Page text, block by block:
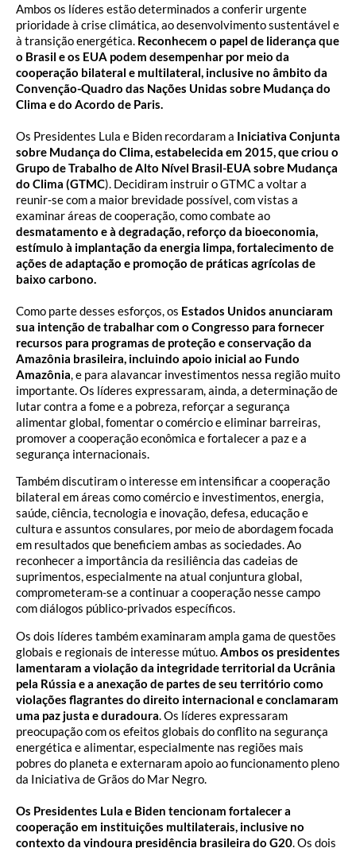
Ambos os líderes estão determinados a conferir urgente
prioridade à crise climática, ao desenvolvimento sustentável e
à transição energética. Reconhecem o papel de liderança que
o Brasil e os EUA podem desempenhar por meio da
cooperação bilateral e multilateral, inclusive no âmbito da
Convenção-Quadro das Nações Unidas sobre Mudança do
Clima e do Acordo de Paris.
Os Presidentes Lula e Biden recordaram a Iniciativa Conjunta
sobre Mudança do Clima, estabelecida em 2015, que criou o
Grupo de Trabalho de Alto Nível Brasil-EUA sobre Mudança
do Clima (GTMC). Decidiram instruir o GTMC a voltar a
reunir-se com a maior brevidade possível, com vistas a
examinar áreas de cooperação, como combate ao
desmatamento e à degradação, reforço da bioeconomia,
estímulo à implantação da energia limpa, fortalecimento de
ações de adaptação e promoção de práticas agrícolas de
baixo carbono.
Como parte desses esforços, os Estados Unidos anunciaram
sua intenção de trabalhar com o Congresso para fornecer
recursos para programas de proteção e conservação da
Amazônia brasileira, incluindo apoio inicial ao Fundo
Amazônia, e para alavancar investimentos nessa região muito
importante. Os líderes expressaram, ainda, a determinação de
lutar contra a fome e a pobreza, reforçar a segurança
alimentar global, fomentar o comércio e eliminar barreiras,
promover a cooperação econômica e fortalecer a paz e a
segurança internacionais.
Também discutiram o interesse em intensificar a cooperação
bilateral em áreas como comércio e investimentos, energia,
saúde, ciência, tecnologia e inovação, defesa, educação e
cultura e assuntos consulares, por meio de abordagem focada
em resultados que beneficiem ambas as sociedades. Ao
reconhecer a importância da resiliência das cadeias de
suprimentos, especialmente na atual conjuntura global,
comprometeram-se a continuar a cooperação nesse campo
com diálogos público-privados específicos.
Os dois líderes também examinaram ampla gama de questões
globais e regionais de interesse mútuo. Ambos os presidentes
lamentaram a violação da integridade territorial da Ucrânia
pela Rússia e a anexação de partes de seu território como
violações flagrantes do direito internacional e conclamaram
uma paz justa e duradoura . Os líderes expressaram
preocupação com os efeitos globais do conflito na segurança
energética e alimentar, especialmente nas regiões mais
pobres do planeta e externaram apoio ao funcionamento pleno
da Iniciativa de Grãos do Mar Negro.
Os Presidentes Lula e Biden tencionam fortalecer a
cooperação em instituições multilaterais, inclusive no
contexto da vindoura presidência brasileira do G20 . Os dois